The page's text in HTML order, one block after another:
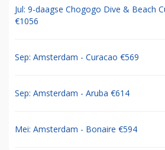
Jul: 9-daagse Chogogo Dive & Beach
€1056
Sep: Amsterdam - Curacao €569
Sep: Amsterdam - Aruba €614
Mei: Amsterdam - Bonaire €594